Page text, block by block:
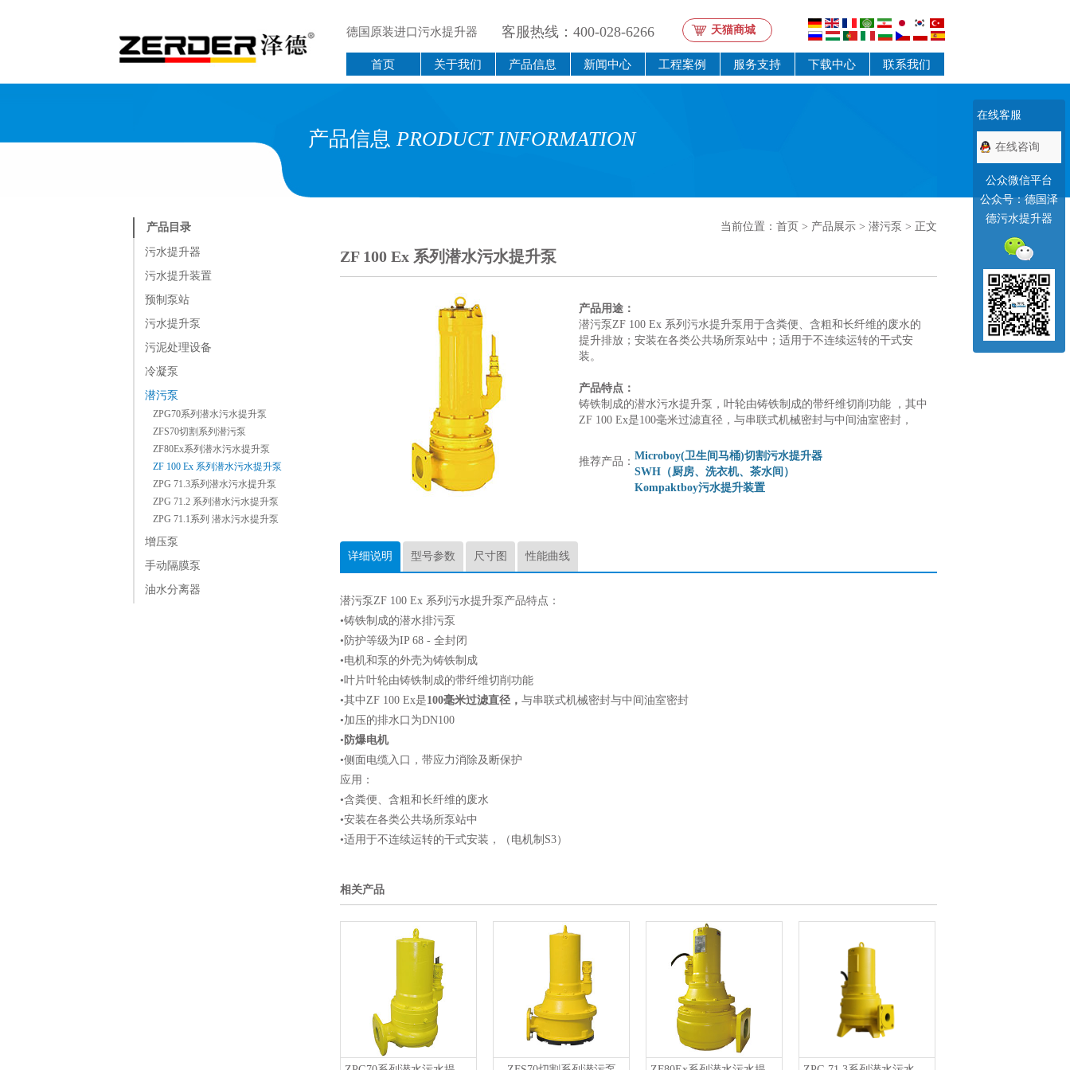
德国原装进口污水提升器 客服热线：400-028-6266 天猫商城
首页 关于我们 产品信息 新闻中心 工程案例 服务支持 下载中心 联系我们
产品信息 PRODUCT INFORMATION
产品目录
污水提升器
污水提升装置
预制泵站
污水提升泵
污泥处理设备
冷凝泵
潜污泵
ZPG70系列潜水污水提升泵
ZFS70切割系列潜污泵
ZF80Ex系列潜水污水提升泵
ZF 100 Ex 系列潜水污水提升泵
ZPG 71.3系列潜水污水提升泵
ZPG 71.2 系列潜水污水提升泵
ZPG 71.1系列 潜水污水提升泵
增压泵
手动隔膜泵
油水分离器
当前位置： 首页 > 产品展示 > 潜污泵 > 正文
ZF 100 Ex 系列潜水污水提升泵
产品用途：
潜污泵ZF 100 Ex 系列污水提升泵用于含粪便、含粗和长纤维的废水的
提升排放；安装在各类公共场所泵站中；适用于不连续运转的干式安
装。
产品特点：
铸铁制成的潜水污水提升泵，叶轮由铸铁制成的带纤维切削功能 ，其中
ZF 100 Ex是100毫米过滤直径，与串联式机械密封与中间油室密封，
推荐产品： Microboy(卫生间马桶)切割污水提升器
SWH（厨房、洗衣机、茶水间）
Kompaktboy污水提升装置
详细说明 型号参数 尺寸图 性能曲线
潜污泵ZF 100 Ex 系列污水提升泵产品特点：
•铸铁制成的潜水排污泵
•防护等级为IP 68 - 全封闭
•电机和泵的外壳为铸铁制成
•叶片叶轮由铸铁制成的带纤维切削功能
•其中ZF 100 Ex是100毫米过滤直径， 与串联式机械密封与中间油室密封
•加压的排水口为DN100
• 防爆电机
•侧面电缆入口，带应力消除及断保护
应用：
•含粪便、含粗和长纤维的废水
•安装在各类公共场所泵站中
•适用于不连续运转的干式安装，（电机制S3）
相关产品
在线客服
在线咨询
公众微信平台
公众号：德国泽
德污水提升器